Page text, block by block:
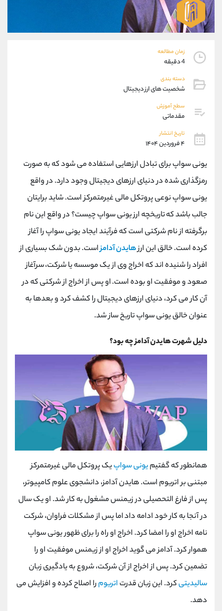
زمان مطالعه
4 دقیقه
دسته بندی
شخصیت های ارز دیجیتال
سطح آموزش
مقدماتی
تاریخ انتشار
۴ فروردین ۱۴۰۴
یونی سواپ برای تبادل ارزهایی استفاده می شود که به صورت
رمزگذاری شده در دنیای ارزهای دیجیتال وجود دارد. در واقع
یونی سواپ نوعی پروتکل مالی غیرمتمرکز است. شاید برایتان
جالب باشد که تاریخچه ارز یونی سواپ چیست؟ در واقع این نام
برگرفته از نام شرکتی است که فرآیند ایجاد یونی سواپ را آغاز
کرده است. خالق این ارزهایدن آدامزاست. بدون شک بسیاری از
افراد را شنیده اند که اخراج وی از یک موسسه یا شرکت، سرآغاز
صعود و موفقیت او بوده است. او پس از اخراج از شرکتی که در
آن کار می کرد، دنیای ارزهای دیجیتال را کشف کرد و بعدها به
عنوان خالق یونی سواپ تاریخ ساز شد.
دلیل شهرت هایدن آدامز چه بود؟
همانطور که گفتیمیونی سواپیک پروتکل مالی غیرمتمرکز
مبتنی بر اتریوم است. هایدن آدامز، دانشجوی علوم کامپیوتر،
پس از فارغ التحصیلی در زیمنس مشغول به کار شد. او یک سال
در آنجا به کار خود ادامه داد اما پس از مشکلات فراوان، شرکت
نامه اخراج او را امضا کرد. اخراج او راه را برای ظهور یونی سواپ
هموار کرد. آدامز می گوید اخراج او از زیمنس موفقیت او را
تضمین کرد. پس از اخراج از آن شرکت، شروع به یادگیری زبان
سالیدیتیکرد. این زبان قدرت اتریوم را اصلاح کرده و افزایش می
دهد.
واتساپ
تلگرام
پشتیبان فروش
موبایل
اطلاعات تماس (دفتر فروش)
تلفن 021-22021030
تلفن 021-22021040
بدون پیش شماره 90001030
اینستاگرام @alireza.mehrabii
کانال تلگرام @alirezamehrabi_com
@alirezamehrabi_official